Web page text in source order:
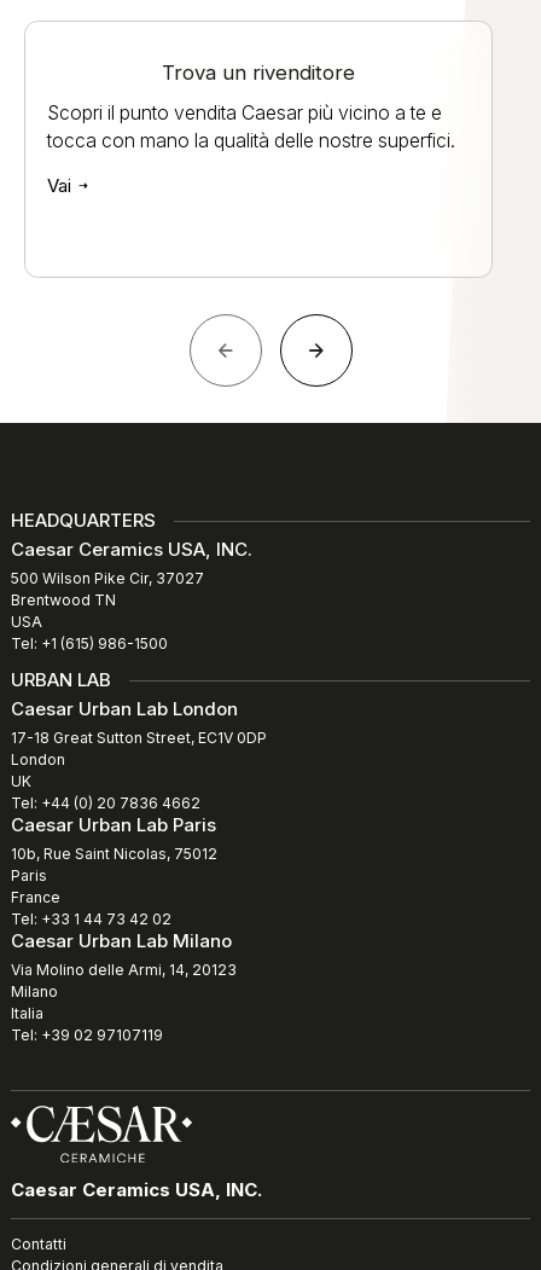
Trova un rivenditore
Scopri il punto vendita Caesar più vicino a te e
tocca con mano la qualità delle nostre superfici.
Vai
HEADQUARTERS
Caesar Ceramics USA, INC.
500 Wilson Pike Cir, 37027
Brentwood TN
USA
Tel: +1 (615) 986-1500
URBAN LAB
Caesar Urban Lab London
17-18 Great Sutton Street, EC1V 0DP
London
UK
Tel: +44 (0) 20 7836 4662
Caesar Urban Lab Paris
10b, Rue Saint Nicolas, 75012
Paris
France
Tel: +33 1 44 73 42 02
Caesar Urban Lab Milano
Via Molino delle Armi, 14, 20123
Milano
Italia
Tel: +39 02 97107119
Caesar Ceramics USA, INC.
Contatti
Condizioni generali di vendita